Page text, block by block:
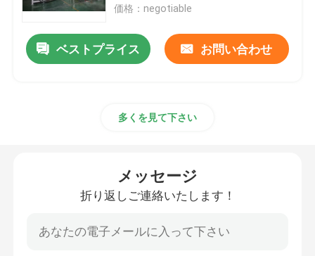
価格：negotiable
ベストプライス お問い合わせ
多くを見て下さい
メッセージ
折り返しご連絡いたします！